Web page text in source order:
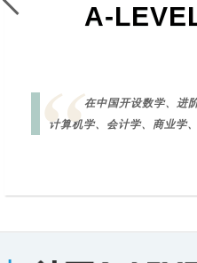
A-
“在中国开设数学、进
计算机学、会计学、商业学
在中国开设数学、进阶数学